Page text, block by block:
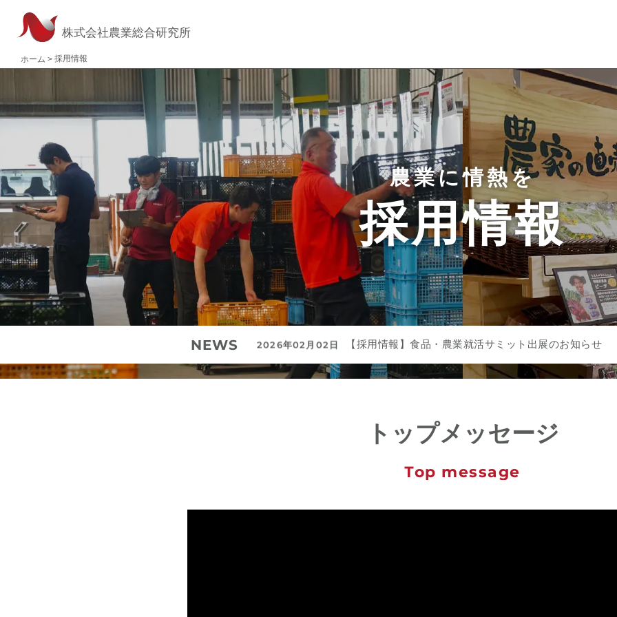
株式会社農業総合研究所
ホーム > 採用情報
農業に情熱を
採用情報
NEWS 2026年02月02日 【採用情報】食品・農業就活サミット出展のお知らせ
トップメッセージ
Top message